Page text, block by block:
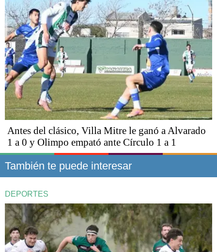
Antes del clásico, Villa Mitre le ganó a Alvarado
1 a 0 y Olimpo empató ante Círculo 1 a 1
También te puede interesar
DEPORTES